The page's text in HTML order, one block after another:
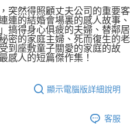
人或監護人之同意方可使用
引起之損失，本公司不負相關責
個別帳號之用戶狀況，依本公司即
不足之情形，本公司將視審查結果
之使用額度並採取法律行動。
運費
查看運費
突然得照顧丈夫公司的重要客
連的結婚會場裏的感人故事、
搞得身心俱疲的夫婦、替鄰居
密的家庭主婦、死而復生的老
到座敷童子關愛的家庭的故
感人的短篇傑作集！
顯示電腦版詳細說明
客服